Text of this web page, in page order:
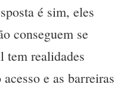
é sim, eles
conseguem se
tem realidades
e as barreiras